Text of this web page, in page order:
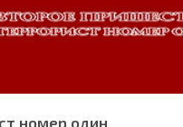
номер один